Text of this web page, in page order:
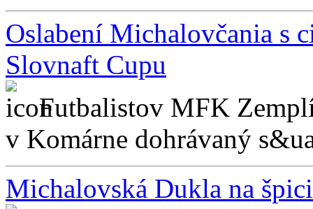
Oslabení Michalovčania s
Slovnaft Cupu
Futbalistov MFK
v Komárne dohrávaný
Michalovská Dukla na